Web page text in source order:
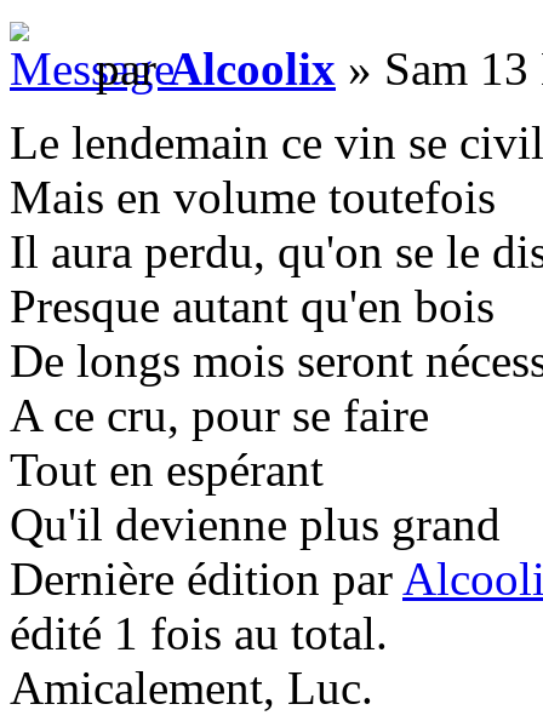
parAlcoolix » Sam
Le lendemain ce vin se
Mais en volume toutefois
Il aura perdu, qu'on se le
Presque autant qu'en bois
De longs mois seront
A ce cru, pour se faire
Tout en espérant
Qu'il devienne plus grand
Dernière édition par
édité 1 fois au total.
Amicalement, Luc.